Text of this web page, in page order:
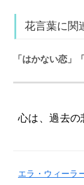
花言葉に関
「はかない恋」
心は、過去の
エラ・ウィーラ